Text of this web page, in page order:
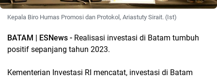
Kepala Biro Humas Promosi dan Protokol, Ariastuty Sirait. (Ist)
BATAM | ESNews - Realisasi investasi di Batam tumbuh
positif sepanjang tahun 2023.
Kementerian Investasi RI mencatat, investasi di Batam